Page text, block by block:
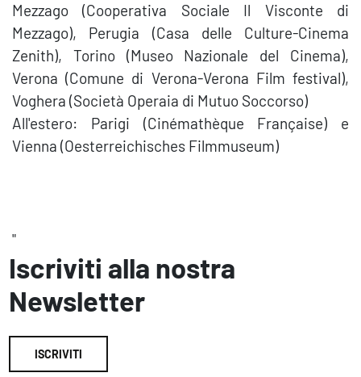
Mezzago (Cooperativa Sociale Il Visconte di
Mezzago), Perugia (Casa delle Culture-Cinema
Zenith), Torino (Museo Nazionale del Cinema),
Verona (Comune di Verona-Verona Film festival),
Voghera (Società Operaia di Mutuo Soccorso)
All'estero: Parigi (Cinémathèque Française) e
Vienna (Oesterreichisches Filmmuseum)
"
Iscriviti alla nostra
Newsletter
ISCRIVITI